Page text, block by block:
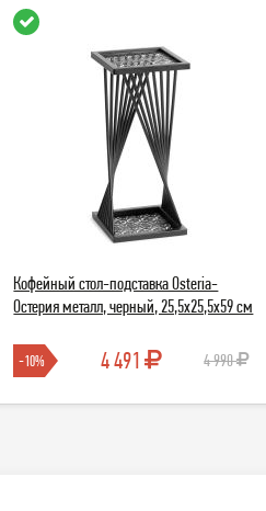
Кофейный стол-подставка Osteria-
Остерия металл, черный, 25,5х25,5х59 см
-10% 4 491 4 990